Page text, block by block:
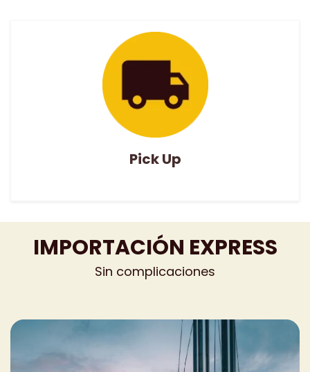
Pick Up
IMPORTACIÓN EXPRESS
Sin complicaciones